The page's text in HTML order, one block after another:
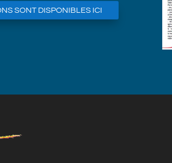
SONT DISPONIBLES ICI